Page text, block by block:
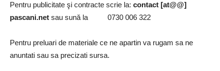
Pentru publicitate şi contracte scrie la: contact [at@@]
pascani.net sau sună la 0730 006 322
Pentru preluari de materiale ce ne apartin va rugam sa ne
anuntati sau sa precizati sursa.